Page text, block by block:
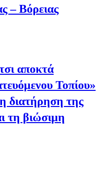
– Βόρειας
αποκτά
Τοπίου»
διατήρηση της
τη βιώσιμη